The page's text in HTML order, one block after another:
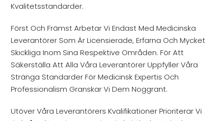
Kvalitetsstandarder.
Först Och Främst Arbetar Vi Endast Med Medicinska
Leverantörer Som Är Licensierade, Erfarna Och Mycket
Skickliga Inom Sina Respektive Områden. För Att
Säkerställa Att Alla Våra Leverantörer Uppfyller Våra
Stränga Standarder För Medicinsk Expertis Och
Professionalism Granskar Vi Dem Noggrant.
Utöver Våra Leverantörers Kvalifikationer Prioriterar Vi